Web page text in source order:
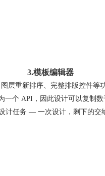
3.模板编辑器
层重新排序、完整排版控件等
一个 API，因此设计可以复制
计任务 — 一次设计，剩下的交